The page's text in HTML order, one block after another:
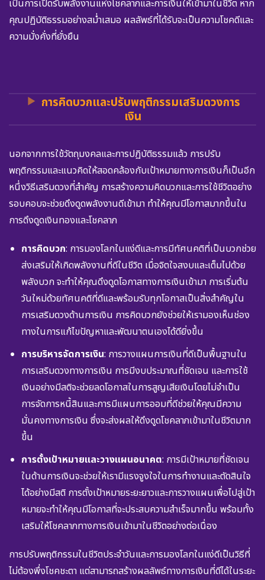
เป็นการเปิดรับพลังงานแห่งโชคลาภและการเงินให้เข้ามาในชีวิต หาก
คุณปฏิบัติธรรมอย่างสม่ำเสมอ ผลลัพธ์ที่ได้รับจะเป็นความโชคดีและ
ความมั่งคั่งที่ยั่งยืน
การคิดบวกและปรับพฤติกรรมเสริมดวงการ
เงิน
นอกจากการใช้วัตถุมงคลและการปฏิบัติธรรมแล้ว การปรับ
พฤติกรรมและแนวคิดให้สอดคล้องกับเป้าหมายทางการเงินก็เป็นอีก
หนึ่งวิธีเสริมดวงที่สำคัญ การสร้างความคิดบวกและการใช้ชีวิตอย่าง
รอบคอบจะช่วยดึงดูดพลังงานดีเข้ามา ทำให้คุณมีโอกาสมากขึ้นใน
การดึงดูดเงินทองและโชคลาภ
การคิดบวก: การมองโลกในแง่ดีและการมีทัศนคติที่เป็นบวกช่วย
ส่งเสริมให้เกิดพลังงานที่ดีในชีวิต เมื่อจิตใจสงบและเต็มไปด้วย
พลังบวก จะทำให้คุณดึงดูดโอกาสทางการเงินเข้ามา การเริ่มต้น
วันใหม่ด้วยทัศนคติที่ดีและพร้อมรับทุกโอกาสเป็นสิ่งสำคัญใน
การเสริมดวงด้านการเงิน การคิดบวกยังช่วยให้เรามองเห็นช่อง
ทางในการแก้ไขปัญหาและพัฒนาตนเองได้ดียิ่งขึ้น
การบริหารจัดการเงิน: การวางแผนการเงินที่ดีเป็นพื้นฐานใน
การเสริมดวงทางการเงิน การมีงบประมาณที่ชัดเจน และการใช้
เงินอย่างมีสติจะช่วยลดโอกาสในการสูญเสียเงินโดยไม่จำเป็น
การจัดการหนี้สินและการมีแผนการออมที่ดีช่วยให้คุณมีความ
มั่นคงทางการเงิน ซึ่งจะส่งผลให้ดึงดูดโชคลาภเข้ามาในชีวิตมาก
ขึ้น
การตั้งเป้าหมายและวางแผนอนาคต: การมีเป้าหมายที่ชัดเจน
ในด้านการเงินจะช่วยให้เรามีแรงจูงใจในการทำงานและตัดสินใจ
ได้อย่างมีสติ การตั้งเป้าหมายระยะยาวและการวางแผนเพื่อไปสู่เป้า
หมายจะทำให้คุณมีโอกาสที่จะประสบความสำเร็จมากขึ้น พร้อมทั้ง
เสริมให้โชคลาภทางการเงินเข้ามาในชีวิตอย่างต่อเนื่อง
การปรับพฤติกรรมในชีวิตประจำวันและการมองโลกในแง่ดีเป็นวิธีที่
ไม่ต้องพึ่งโชคชะตา แต่สามารถสร้างผลลัพธ์ทางการเงินที่ดีได้ในระยะ